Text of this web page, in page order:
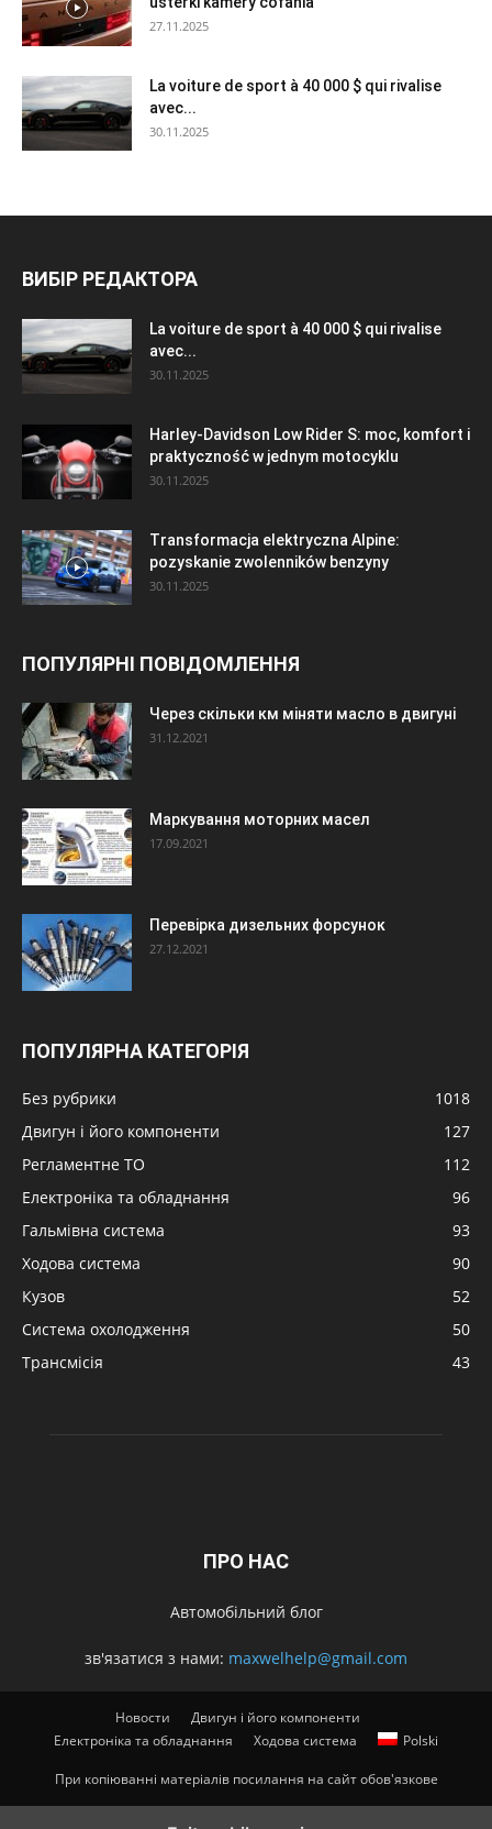
27.11.2025
La voiture de sport à 40 000 $ qui rivalise
avec...
30.11.2025
ВИБІР РЕДАКТОРА
La voiture de sport à 40 000 $ qui rivalise
avec...
30.11.2025
Harley-Davidson Low Rider S: moc, komfort i
praktyczność w jednym motocyklu
30.11.2025
Transformacja elektryczna Alpine:
pozyskanie zwolenników benzyny
30.11.2025
ПОПУЛЯРНІ ПОВІДОМЛЕННЯ
Через скільки км міняти масло в двигуні
31.12.2021
Маркування моторних масел
17.09.2021
Перевірка дизельних форсунок
27.12.2021
ПОПУЛЯРНА КАТЕГОРІЯ
Без рубрики
1018
Двигун і його компоненти
127
Регламентне ТО
112
Електроніка та обладнання
96
Гальмівна система
93
Ходова система
90
Кузов
52
Система охолодження
50
Трансмісія
43
ПРО НАС
Автомобільний блог
зв'язатися з нами: maxwelhelp@gmail.com
Новости
Двигун і його компоненти
Електроніка та обладнання
Ходова система Polski
При копіюванні матеріалів посилання на сайт обов'язкове